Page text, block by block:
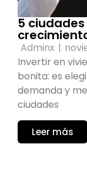
5
Adminx |
Invertir en
bonita: es
demanda y
ciudades
Leer más